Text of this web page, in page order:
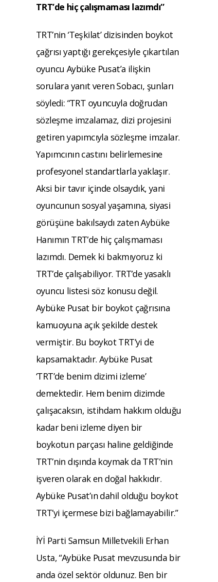
TRT’de hiç çalışmaması lazımdı”
TRT’nin ‘Teşkilat’ dizisinden boykot
çağrısı yaptığı gerekçesiyle çıkartılan
oyuncu Aybüke Pusat’a ilişkin
sorulara yanıt veren Sobacı, şunları
söyledi: “TRT oyuncuyla doğrudan
sözleşme imzalamaz, dizi projesini
getiren yapımcıyla sözleşme imzalar.
Yapımcının castını belirlemesine
profesyonel standartlarla yaklaşır.
Aksi bir tavır içinde olsaydık, yani
oyuncunun sosyal yaşamına, siyasi
görüşüne bakılsaydı zaten Aybüke
Hanımın TRT’de hiç çalışmaması
lazımdı. Demek ki bakmıyoruz ki
TRT’de çalışabiliyor. TRT’de yasaklı
oyuncu listesi söz konusu değil.
Aybüke Pusat bir boykot çağrısına
kamuoyuna açık şekilde destek
vermiştir. Bu boykot TRT’yi de
kapsamaktadır. Aybüke Pusat
‘TRT’de benim dizimi izleme’
demektedir. Hem benim dizimde
çalışacaksın, istihdam hakkım olduğu
kadar beni izleme diyen bir
boykotun parçası haline geldiğinde
TRT’nin dışında koymak da TRT’nin
işveren olarak en doğal hakkıdır.
Aybüke Pusat’ın dahil olduğu boykot
TRT’yi içermese bizi bağlamayabilir.”
İYİ Parti Samsun Milletvekili Erhan
Usta, “Aybüke Pusat mevzusunda bir
anda özel sektör oldunuz. Ben bir